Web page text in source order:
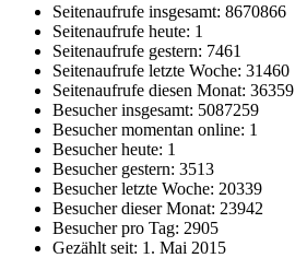
Seitenaufrufe insgesamt: 8670866
Seitenaufrufe heute: 1
Seitenaufrufe gestern: 7461
Seitenaufrufe letzte Woche: 31460
Seitenaufrufe diesen Monat: 36359
Besucher insgesamt: 5087259
Besucher momentan online: 1
Besucher heute: 1
Besucher gestern: 3513
Besucher letzte Woche: 20339
Besucher dieser Monat: 23942
Besucher pro Tag: 2905
Gezählt seit: 1. Mai 2015